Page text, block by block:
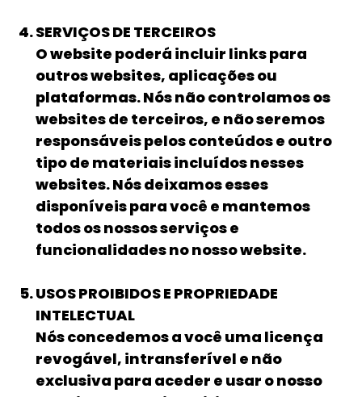
SERVIÇOS DE TERCEIROS
O website poderá incluir links para
outros websites, aplicações ou
plataformas. Nós não controlamos os
websites de terceiros, e não seremos
responsáveis pelos conteúdos e outro
tipo de materiais incluídos nesses
websites. Nós deixamos esses
disponíveis para você e mantemos
todos os nossos serviços e
funcionalidades no nosso website.
USOS PROIBIDOS E PROPRIEDADE
INTELECTUAL
Nós concedemos a você uma licença
revogável, intransferível e não
exclusiva para aceder e usar o nosso